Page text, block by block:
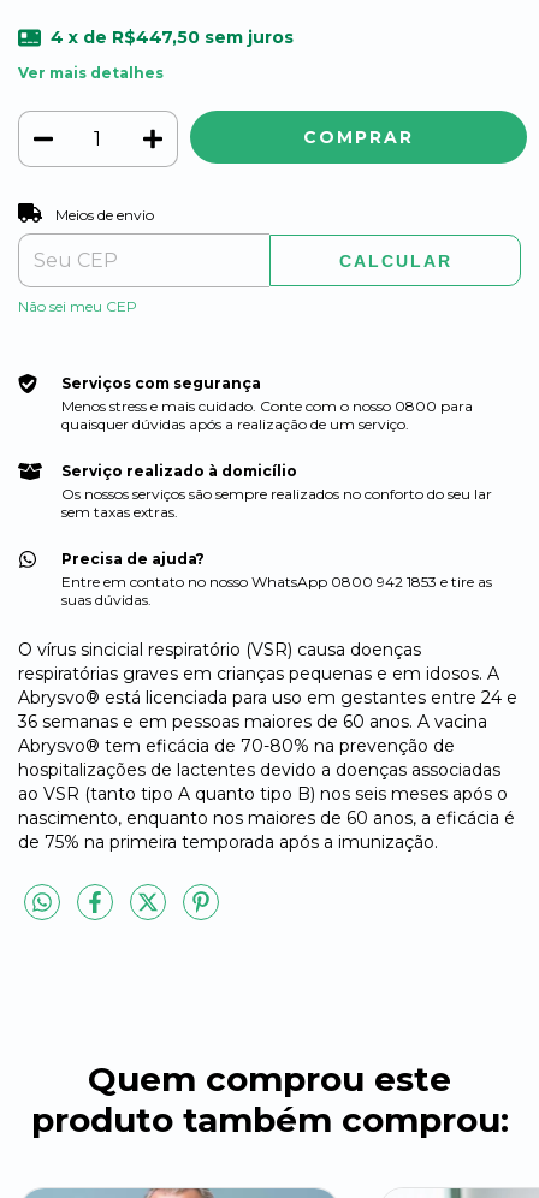
4 x de R$447,50 sem juros
Ver mais detalhes
Entregas para o CEP:
Meios de envio
CALCULAR
Não sei meu CEP
Serviços com segurança
Menos stress e mais cuidado. Conte com o nosso 0800 para
quaisquer dúvidas após a realização de um serviço.
Serviço realizado à domicílio
Os nossos serviços são sempre realizados no conforto do seu lar
sem taxas extras.
Precisa de ajuda?
Entre em contato no nosso WhatsApp 0800 942 1853 e tire as
suas dúvidas.
O vírus sincicial respiratório (VSR) causa doenças
respiratórias graves em crianças pequenas e em idosos. A
Abrysvo® está licenciada para uso em gestantes entre 24 e
36 semanas e em pessoas maiores de 60 anos. A vacina
Abrysvo® tem eficácia de 70-80% na prevenção de
hospitalizações de lactentes devido a doenças associadas
ao VSR (tanto tipo A quanto tipo B) nos seis meses após o
nascimento, enquanto nos maiores de 60 anos, a eficácia é
de 75% na primeira temporada após a imunização.
Quem comprou este
produto também comprou: